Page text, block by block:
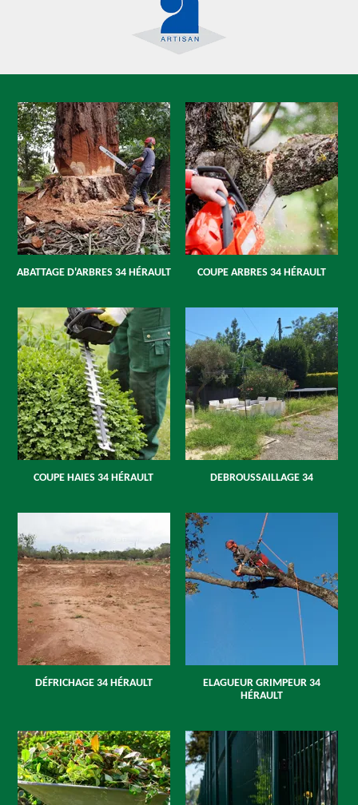
ABATTAGE D'ARBRES 34 HÉRAULT COUPE ARBRES 34 HÉRAULT
COUPE HAIES 34 HÉRAULT DEBROUSSAILLAGE 34
DÉFRICHAGE 34 HÉRAULT
ELAGUEUR GRIMPEUR 34
HÉRAULT